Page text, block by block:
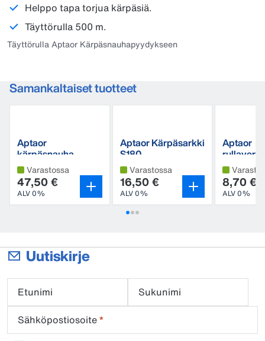
Helppo tapa torjua kärpäsiä.
Täyttörulla 500 m.
Täyttörulla Aptaor Kärpäsnauhapyydykseen
Samankaltaiset tuotteet
Aptaor
kärpäsnauha
pidikkeellä
Varastossa
47,50 €
ALV 0%
Aptaor Kärpäsarkki
S180
Varastossa
16,50 €
ALV 0%
Aptaor
C60
8,70 €
ALV 0%
Uutiskirje
Etunimi
Sukunimi
Sähköpostiosoite*